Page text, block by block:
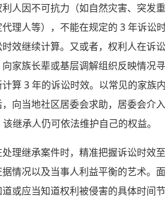
人因不可抗力（如自然灾害、突发
理人等），不能在规定的 3 年诉讼
效继续计算。又或者，权利人在诉
家族长辈或基层调解组织反映情况
算 3 年的诉讼时效。以常见的家族
向当地社区居委会求助，居委会介
继承人仍可依法维护自己的权益。
继承案件时，精准把握诉讼时效
情况以及当事人利益平衡的艺术。
或应当知道权利被侵害的具体时间